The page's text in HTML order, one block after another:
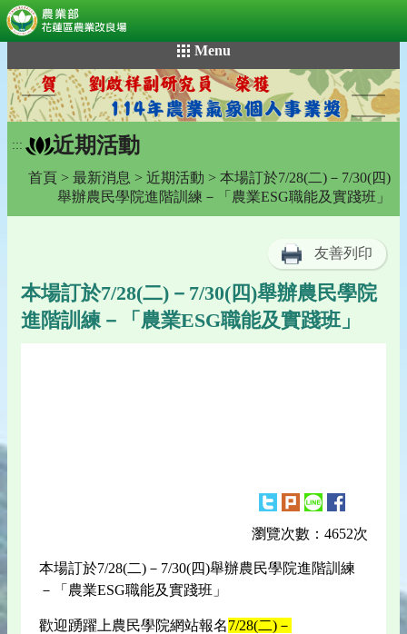
到
主
要
內
容
Menu
::: 近期活動
首頁 > 最新消息 > 近期活動 > 本場訂於7/28(二)－7/30(四)
舉辦農民學院進階訓練－「農業ESG職能及實踐班」
友善列印
本場訂於7/28(二)－7/30(四)舉辦農民學院
進階訓練－「農業ESG職能及實踐班」
瀏覽次數：4652次
本場訂於7/28(二)－7/30(四)舉辦農民學院進階訓練
－「農業ESG職能及實踐班」
歡迎踴躍上農民學院網站報名7/28(二)－